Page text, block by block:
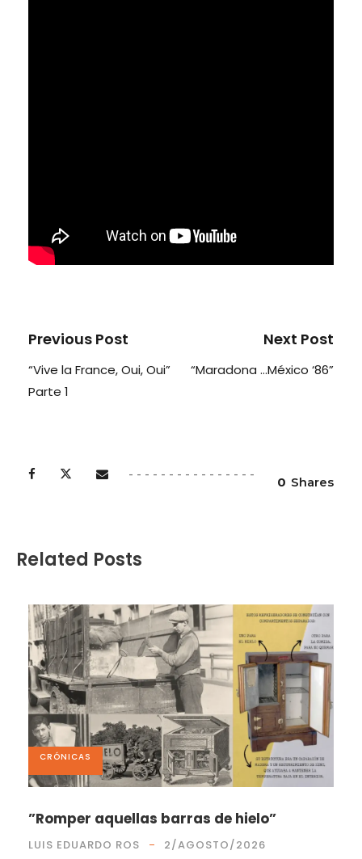
Previous Post
“Vive la France, Oui, Oui”
Parte 1
Next Post
“Maradona …México ‘86”
0 Shares
Related Posts
CRÓNICAS
”Romper aquellas barras de hielo”
LUIS EDUARDO ROS 2/AGOSTO/2026